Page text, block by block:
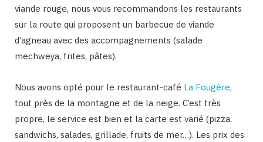
viande rouge, nous vous recommandons les restaurants
sur la route qui proposent un barbecue de viande
d’agneau avec des accompagnements (salade
mechweya, frites, pâtes).
Nous avons opté pour le restaurant-café La Fougère,
tout près de la montagne et de la neige. C’est très
propre, le service est bien et la carte est varié (pizza,
sandwichs, salades, grillade, fruits de mer…). Les prix des